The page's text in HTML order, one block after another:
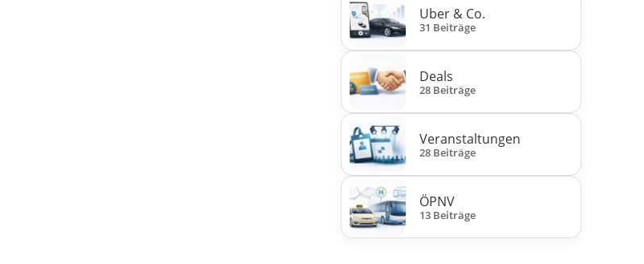
Uber & Co.
31 Beiträge
Deals
28 Beiträge
Veranstaltungen
28 Beiträge
ÖPNV
13 Beiträge